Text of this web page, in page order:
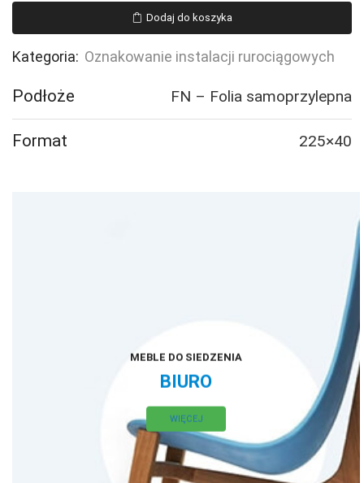
PRZEWÓD
ZASILAJĄCY
SKROPLIN
Dodaj do koszyka
Kategoria: Oznakowanie instalacji rurociągowych
Podłoże FN – Folia samoprzylepna
Format 225×40
MEBLE DO SIEDZENIA
BIURO
WIĘCEJ